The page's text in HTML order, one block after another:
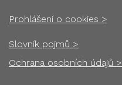
Prohlášení o cookies >
Slovník pojmů >
Ochrana osobních údajů >